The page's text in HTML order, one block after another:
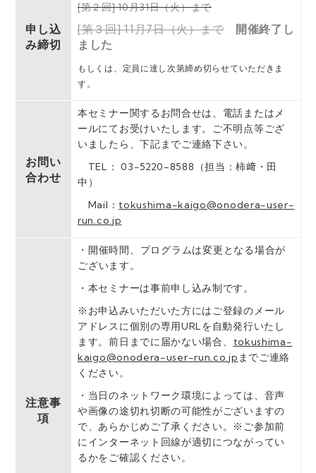
申し込
み締切
[第２回]10月31日（火）まで
[第３回]11月7日（火）まで
開催終了し
ました
もしくは、定員に達し次第締め切らせていただきま
す。
お問い
合わせ
本セミナー関するお問合せは、電話またはメ
ールにてお受けいたします。ご不明点等ござ
いましたら、下記までご連絡下さい。
TEL： 03-5220-8588（担当：柿﨑・田
中）
Mail： tokushima-kaigo@onodera-user-
run.co.jp
注意事
項
・開催時間、プログラムは変更となる場合が
ございます。
・本セミナーは事前申し込み制です。
※お申込みいただいた⽅にはご登録のメール
アドレスに個別の専用URLを⾃動発⾏いたし
ます。前日までに届かない場合、 tokushima-
kaigo@onodera-user-run.co.jp までご連絡
ください。
・当⽇のネットワーク環境によっては、⾳声
や画像の途切れ切断の可能性がございますの
で、あらかじめご了承ください。※ご参加前
にインターネット回線が適切につながってい
るかをご確認ください。